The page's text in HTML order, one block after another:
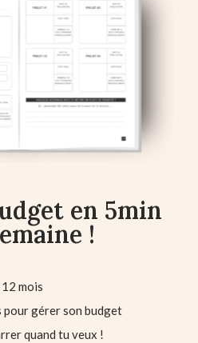
en 5min
!
mois
pour gérer son budget
quand tu veux !